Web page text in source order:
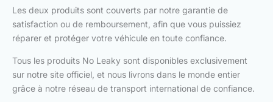
Les deux produits sont couverts par notre garantie de
satisfaction ou de remboursement, afin que vous puissiez
réparer et protéger votre véhicule en toute confiance.
Tous les produits No Leaky sont disponibles exclusivement
sur notre site officiel, et nous livrons dans le monde entier
grâce à notre réseau de transport international de confiance.